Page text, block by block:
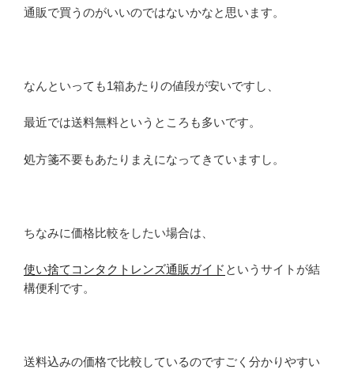
通販で買うのがいいのではないかなと思います。
なんといっても1箱あたりの値段が安いですし、
最近では送料無料というところも多いです。
処方箋不要もあたりまえになってきていますし。
ちなみに価格比較をしたい場合は、
使い捨てコンタクトレンズ通販ガイド というサイトが結
構便利です。
送料込みの価格で比較しているのですごく分かりやすい